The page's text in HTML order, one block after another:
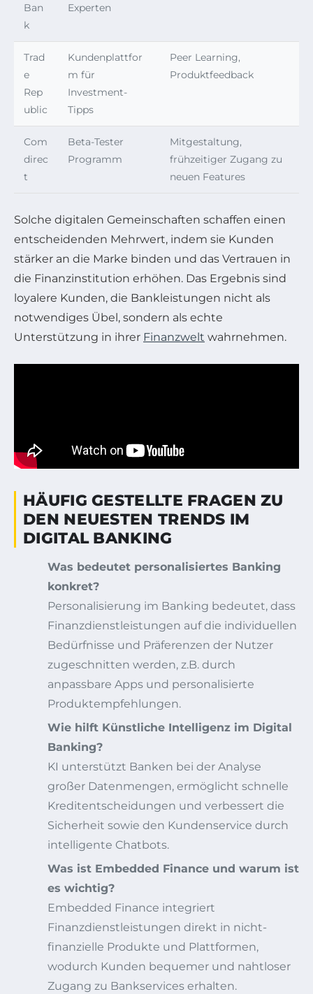
Ban
k
Experten
Trad
e
Rep
ublic
Kundenplattfor
m für
Investment-
Tipps
Peer Learning,
Produktfeedback
Com
direc
t
Beta-Tester
Programm
Mitgestaltung,
frühzeitiger Zugang zu
neuen Features
Solche digitalen Gemeinschaften schaffen einen
entscheidenden Mehrwert, indem sie Kunden
stärker an die Marke binden und das Vertrauen in
die Finanzinstitution erhöhen. Das Ergebnis sind
loyalere Kunden, die Bankleistungen nicht als
notwendiges Übel, sondern als echte
Unterstützung in ihrer Finanzwelt wahrnehmen.
HÄUFIG GESTELLTE FRAGEN ZU
DEN NEUESTEN TRENDS IM
DIGITAL BANKING
Was bedeutet personalisiertes Banking
konkret?
Personalisierung im Banking bedeutet, dass
Finanzdienstleistungen auf die individuellen
Bedürfnisse und Präferenzen der Nutzer
zugeschnitten werden, z.B. durch
anpassbare Apps und personalisierte
Produktempfehlungen.
Wie hilft Künstliche Intelligenz im Digital
Banking?
KI unterstützt Banken bei der Analyse
großer Datenmengen, ermöglicht schnelle
Kreditentscheidungen und verbessert die
Sicherheit sowie den Kundenservice durch
intelligente Chatbots.
Was ist Embedded Finance und warum ist
es wichtig?
Embedded Finance integriert
Finanzdienstleistungen direkt in nicht-
finanzielle Produkte und Plattformen,
wodurch Kunden bequemer und nahtloser
Zugang zu Bankservices erhalten.